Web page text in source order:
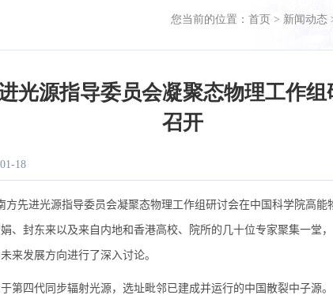
您当前的位置： 首页 > 新闻动态
光源指导委员会凝聚态物理工作组
召开
18
方先进光源指导委员会凝聚态物理工作组研讨会在中国科学院高
、封东来以及来自内地和香港高校、院所的几十位专家聚集一堂
来发展方向进行了深入讨论。
第四代同步辐射光源，选址毗邻已建成并运行的中国散裂中子源